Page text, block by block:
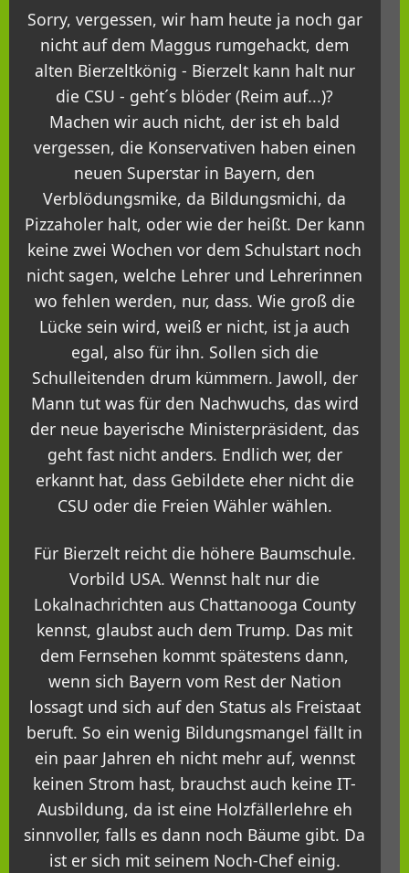
Sorry, vergessen, wir ham heute ja noch gar
nicht auf dem Maggus rumgehackt, dem
alten Bierzeltkönig - Bierzelt kann halt nur
die CSU - geht´s blöder (Reim auf...)?
Machen wir auch nicht, der ist eh bald
vergessen, die Konservativen haben einen
neuen Superstar in Bayern, den
Verblödungsmike, da Bildungsmichi, da
Pizzaholer halt, oder wie der heißt. Der kann
keine zwei Wochen vor dem Schulstart noch
nicht sagen, welche Lehrer und Lehrerinnen
wo fehlen werden, nur, dass. Wie groß die
Lücke sein wird, weiß er nicht, ist ja auch
egal, also für ihn. Sollen sich die
Schulleitenden drum kümmern. Jawoll, der
Mann tut was für den Nachwuchs, das wird
der neue bayerische Ministerpräsident, das
geht fast nicht anders. Endlich wer, der
erkannt hat, dass Gebildete eher nicht die
CSU oder die Freien Wähler wählen.
Für Bierzelt reicht die höhere Baumschule.
Vorbild USA. Wennst halt nur die
Lokalnachrichten aus Chattanooga County
kennst, glaubst auch dem Trump. Das mit
dem Fernsehen kommt spätestens dann,
wenn sich Bayern vom Rest der Nation
lossagt und sich auf den Status als Freistaat
beruft. So ein wenig Bildungsmangel fällt in
ein paar Jahren eh nicht mehr auf, wennst
keinen Strom hast, brauchst auch keine IT-
Ausbildung, da ist eine Holzfällerlehre eh
sinnvoller, falls es dann noch Bäume gibt. Da
ist er sich mit seinem Noch-Chef einig.